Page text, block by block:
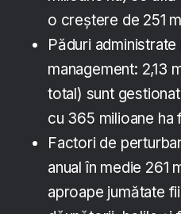
o creștere de 251
Păduri administrate
management: 2,13
total) sunt
cu 365 milioane ha
Factori de
anual în medie 261
aproape jumătate